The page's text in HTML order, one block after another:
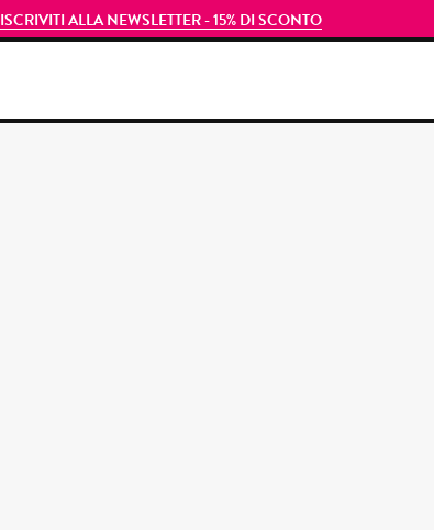
ISCRIVITI ALLA NEWSLETTER - 15% DI SCONTO